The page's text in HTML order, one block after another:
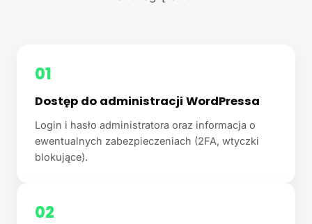
01
Dostęp do administracji WordPressa
Login i hasło administratora oraz informacja o
ewentualnych zabezpieczeniach (2FA, wtyczki
blokujące).
02